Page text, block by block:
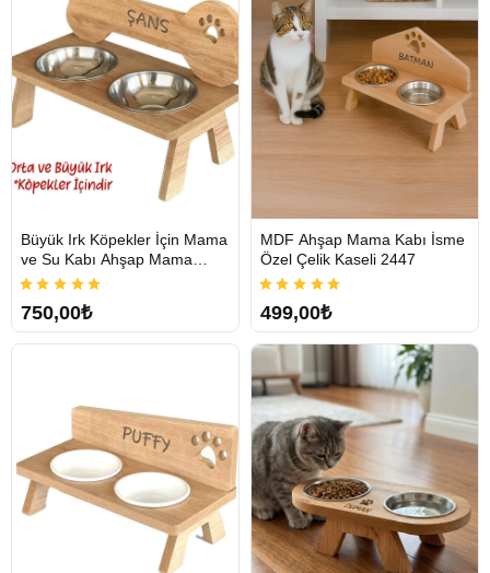
Tükendi
Büyük Irk Köpekler İçin Mama
ve Su Kabı Ahşap Mama
Standı
750,00₺
Tükendi
MDF Ahşap Mama Kabı İsme
Özel Çelik Kaseli 2447
499,00₺